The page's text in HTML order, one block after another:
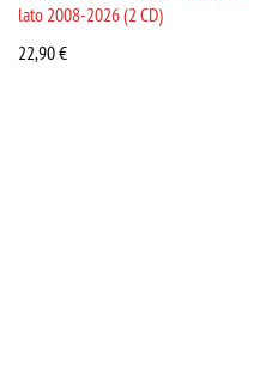
lato 2008-2026 (2 CD)
22,90€